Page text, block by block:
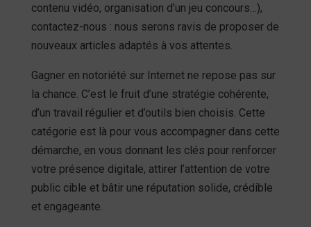
contenu vidéo, organisation d’un jeu concours…),
contactez-nous : nous serons ravis de proposer de
nouveaux articles adaptés à vos attentes.
Gagner en notoriété sur Internet ne repose pas sur
la chance. C’est le fruit d’une stratégie cohérente,
d’un travail régulier et d’outils bien choisis. Cette
catégorie est là pour vous accompagner dans cette
démarche, en vous donnant les clés pour renforcer
votre présence digitale, attirer l’attention de votre
public cible et bâtir une réputation solide, crédible
et engageante.